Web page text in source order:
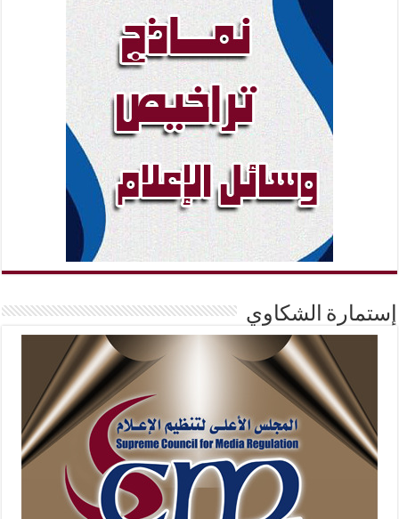
إستمارة الشكاوي